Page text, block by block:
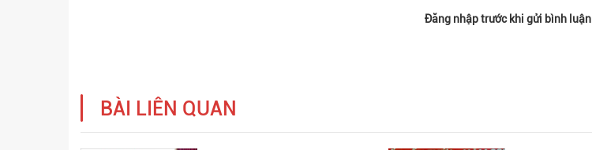
Đăng nhập trước khi gửi bình luận
BÀI LIÊN QUAN